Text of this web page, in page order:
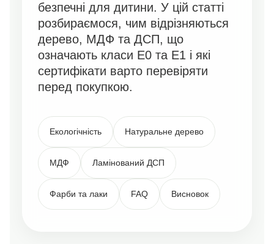
безпечні для дитини. У цій статті
розбираємося, чим відрізняються
дерево, МДФ та ДСП, що
означають класи E0 та E1 і які
сертифікати варто перевіряти
перед покупкою.
Екологічність Натуральне дерево
МДФ Ламінований ДСП
Фарби та лаки FAQ Висновок